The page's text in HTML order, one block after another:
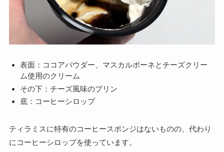
表面：ココアパウダー、マスカルポーネとチーズクリー
ム使用のクリーム
その下：チーズ風味のプリン
底：コーヒーシロップ
ティラミスに特有のコーヒースポンジはないものの、代わり
にコーヒーシロップを使っています。